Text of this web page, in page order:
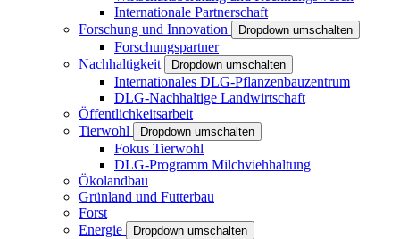
Internationale Partnerschaft
Forschung und Innovation
Dropdown umschalten
Forschungspartner
Nachhaltigkeit
Dropdown umschalten
Internationales DLG-Pflanzenbauzentrum
DLG-Nachhaltige Landwirtschaft
Öffentlichkeitsarbeit
Tierwohl
Dropdown umschalten
Fokus Tierwohl
DLG-Programm Milchviehhaltung
Ökolandbau
Grünland und Futterbau
Forst
Energie
Dropdown umschalten